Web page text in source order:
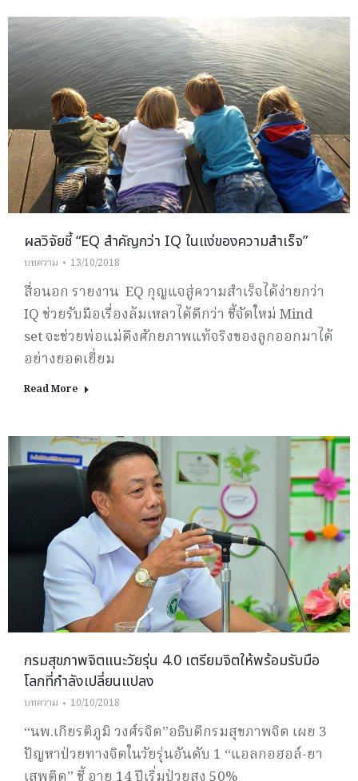
ผลวิจัยชี้ “EQ สำคัญกว่า IQ ในแง่ของความสำเร็จ”
บทความ 13/10/2018
สื่อนอก รายงาน EQ กุญแจสู่ความสำเร็จได้ง่ายกว่า
IQ ช่วยรับมือเรื่องล้มเหลวได้ดีกว่า ชี้จัดใหม่ Mind
set จะช่วยพ่อแม่ดึงศักยภาพแท้จริงของลูกออกมาได้
อย่างยอดเยี่ยม
Read More
กรมสุขภาพจิตแนะวัยรุ่น 4.0 เตรียมจิตให้พร้อมรับมือ
โลกที่กำลังเปลี่ยนแปลง
บทความ 10/10/2018
“นพ.เกียรติภูมิ วงศ์รจิต”อธิบดีกรมสุขภาพจิต เผย 3
ปัญหาป่วยทางจิตในวัยรุ่นอันดับ 1 “แอลกอฮอล์-ยา